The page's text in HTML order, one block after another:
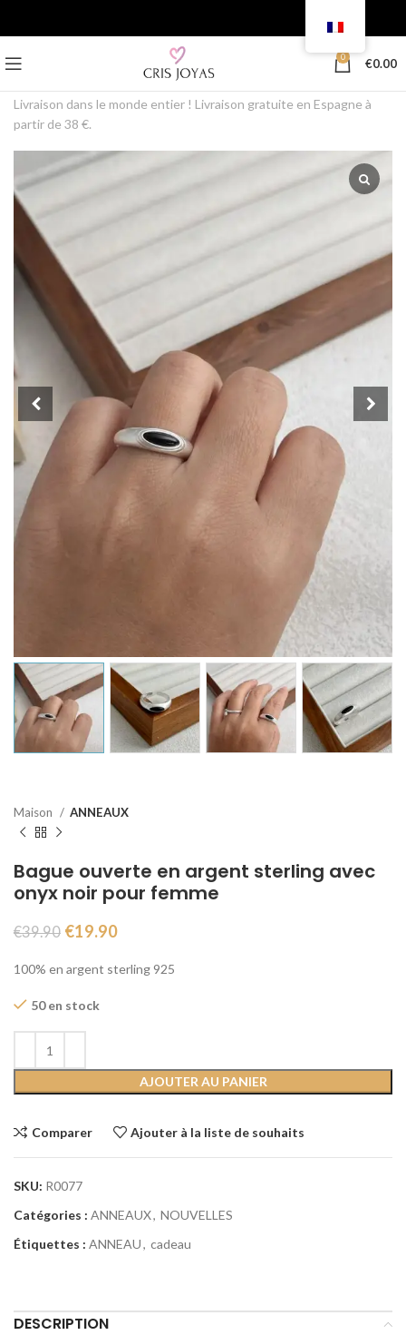
0 €0.00
Livraison dans le monde entier ! Livraison gratuite en Espagne à
partir de 38 €.
Maison ANNEAUX
Bague ouverte en argent sterling avec
onyx noir pour femme
€39.90 €19.90
100% en argent sterling 925
50 en stock
AJOUTER AU PANIER
Comparer Ajouter à la liste de souhaits
SKU: R0077
Catégories : ANNEAUX, NOUVELLES
Étiquettes : ANNEAU, cadeau
DESCRIPTION